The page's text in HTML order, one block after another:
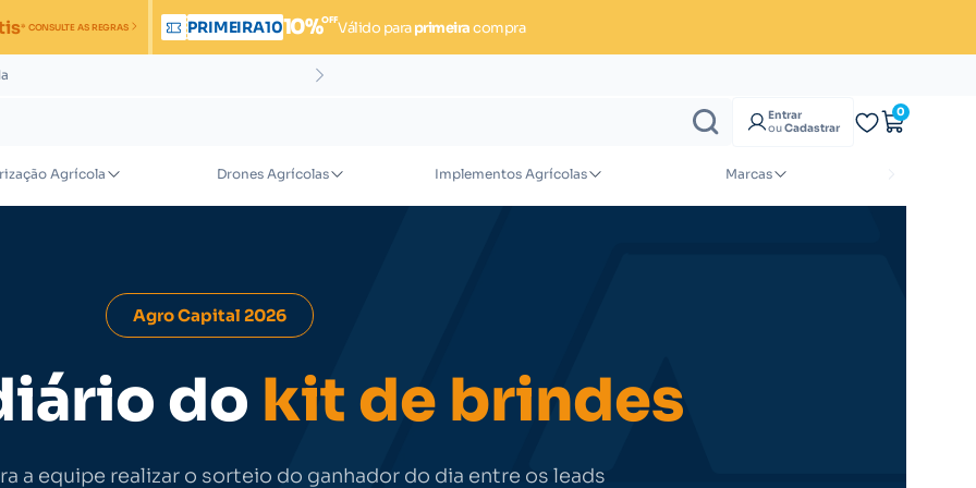
* CONSULTE AS REGRAS PRIMEIRA1010%OFFVálido paraprimeiracompra
Entrar
ouCadastrar
0
Agrícola Drones Agrícolas Implementos Agrícolas Marcas
Agro Capital 2026
do kit de brindes
a equipe realizar o sorteio do ganhador do dia entre os leads